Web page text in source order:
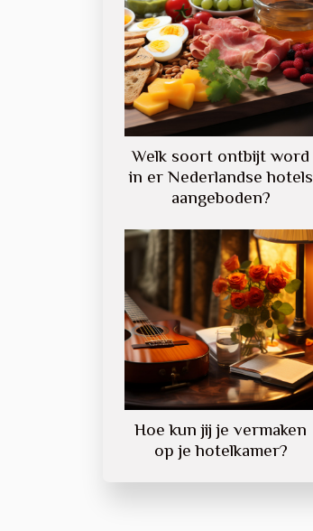
Welk soort ontbijt word
in er Nederlandse hotels
aangeboden?
Hoe kun jij je vermaken
op je hotelkamer?